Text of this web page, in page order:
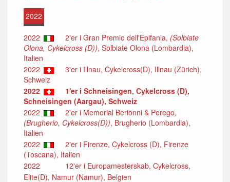
2022
2022 2'er i Gran Premio dell'Epifania, (Solbiate
Olona, Cykelcross (D)), Solbiate Olona (Lombardia),
Italien
2022
3'er i Illnau, Cykelcross(D), Illnau (Zürich),
Schweiz
2022
1'er i Schneisingen, Cykelcross (D),
Schneisingen (Aargau), Schweiz
2022
2'er i Memorial Berionni & Perego,
(Brugherio, Cykelcross(D)), Brugherio (Lombardia),
Italien
2022
2'er i Firenze, Cykelcross (D), Firenze
(Toscana), Italien
2022
12'er i Europamesterskab, Cykelcross,
Elite(D), Namur (Namur), Belgien